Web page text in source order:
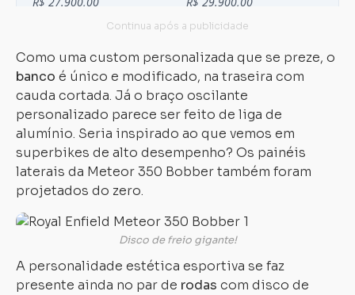
Como uma custom personalizada que se preze, o
banco é único e modificado, na traseira com
cauda cortada. Já o braço oscilante
personalizado parece ser feito de liga de
alumínio. Seria inspirado ao que vemos em
superbikes de alto desempenho? Os painéis
laterais da Meteor 350 Bobber também foram
projetados do zero.
Disco de freio gigante!
A personalidade estética esportiva se faz
presente ainda no par de rodas com disco de
Carregando...
Carregando...